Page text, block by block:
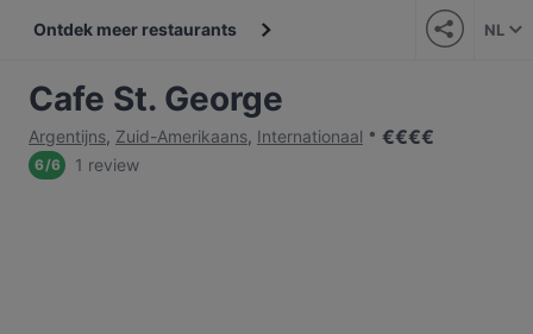
Ontdek meer restaurants NL
Cafe St. George
Argentijns, Zuid-Amerikaans, Internationaal €€€€
6/6 1 review